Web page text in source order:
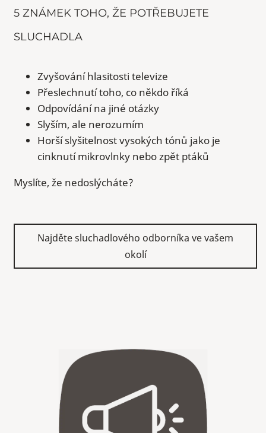
5 ZNÁMEK TOHO, ŽE POTŘEBUJETE
SLUCHADLA
Zvyšování hlasitosti televize
Přeslechnutí toho, co někdo říká
Odpovídání na jiné otázky
Slyším, ale nerozumím
Horší slyšitelnost vysokých tónů jako je
cinknutí mikrovlnky nebo zpět ptáků
Myslíte, že nedoslýcháte?
Najděte sluchadlového odborníka ve vašem
okolí